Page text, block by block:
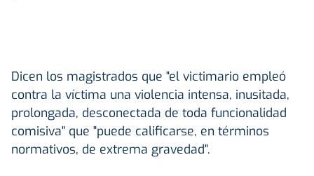
Dicen los magistrados que "el victimario empleó
contra la víctima una violencia intensa, inusitada,
prolongada, desconectada de toda funcionalidad
comisiva" que "puede calificarse, en términos
normativos, de extrema gravedad".